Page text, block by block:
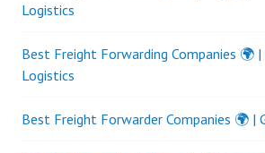
Logistics
Best Freight Forwarding Companies 🌍
Logistics
Best Freight Forwarder Companies 🌍 |